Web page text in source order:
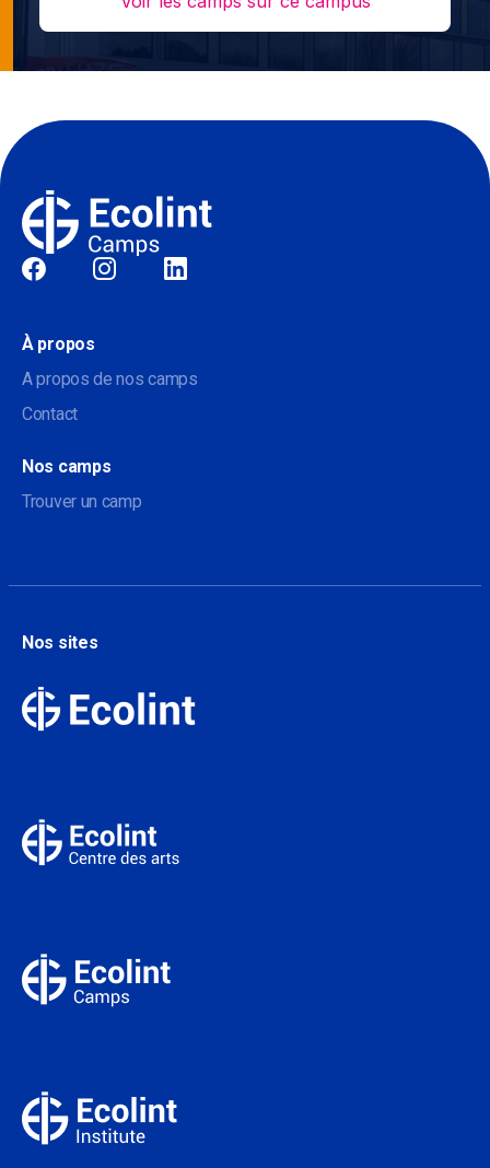
Sociale
À propos
A propos de nos camps
Contact
Nos camps
Trouver un camp
Nos sites